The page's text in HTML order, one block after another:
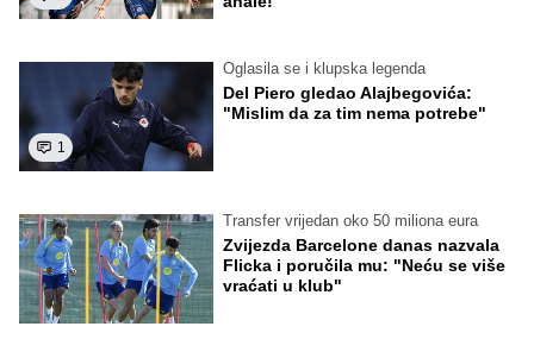
1
Oglasila se i klupska legenda
Del Piero gledao Alajbegovića:
"Mislim da za tim nema potrebe"
Transfer vrijedan oko 50 miliona eura
Zvijezda Barcelone danas nazvala
Flicka i poručila mu: "Neću se više
vraćati u klub"